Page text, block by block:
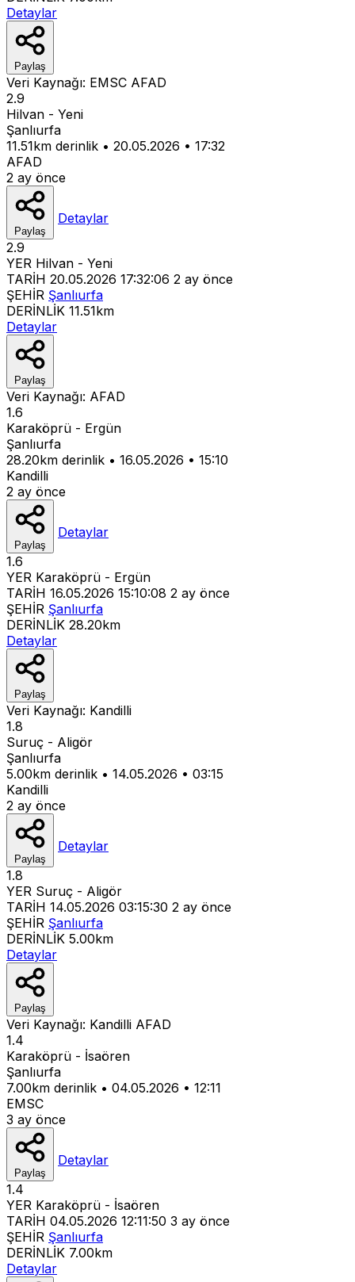
Detaylar
Paylaş
Veri Kaynağı: EMSC AFAD
2.9
Hilvan - Yeni
Şanlıurfa
11.51km derinlik • 20.05.2026 • 17:32
AFAD
2 ay önce
Paylaş
Detaylar
2.9
YER Hilvan - Yeni
TARİH 20.05.2026 17:32:06 2 ay önce
ŞEHİR Şanlıurfa
DERİNLİK 11.51km
Detaylar
Paylaş
Veri Kaynağı: AFAD
1.6
Karaköprü - Ergün
Şanlıurfa
28.20km derinlik • 16.05.2026 • 15:10
Kandilli
2 ay önce
Paylaş
Detaylar
1.6
YER Karaköprü - Ergün
TARİH 16.05.2026 15:10:08 2 ay önce
ŞEHİR Şanlıurfa
DERİNLİK 28.20km
Detaylar
Paylaş
Veri Kaynağı: Kandilli
1.8
Suruç - Aligör
Şanlıurfa
5.00km derinlik • 14.05.2026 • 03:15
Kandilli
2 ay önce
Paylaş
Detaylar
1.8
YER Suruç - Aligör
TARİH 14.05.2026 03:15:30 2 ay önce
ŞEHİR Şanlıurfa
DERİNLİK 5.00km
Detaylar
Paylaş
Veri Kaynağı: Kandilli AFAD
1.4
Karaköprü - İsaören
Şanlıurfa
7.00km derinlik • 04.05.2026 • 12:11
EMSC
3 ay önce
Paylaş
Detaylar
1.4
YER Karaköprü - İsaören
TARİH 04.05.2026 12:11:50 3 ay önce
ŞEHİR Şanlıurfa
DERİNLİK 7.00km
Detaylar